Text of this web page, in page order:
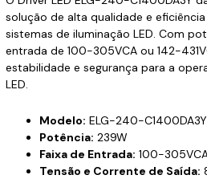
solução de alta qualidade e
sistemas de iluminação LED. Com
entrada de 100-305VCA ou 142-
estabilidade e segurança para a
LED.
Modelo: ELG-240-C1400DA3Y
Potência: 239W
Faixa de Entrada: 100-
Tensão e Corrente de Saída: